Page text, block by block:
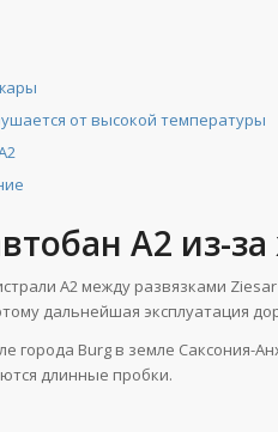
от высокой температуры
A2 из-
A2 между развязками
дальнейшая эксплуатация
города Burg в земле Саксония-
длинные пробки.